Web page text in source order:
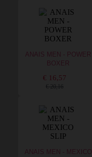
ANAIS MEN - POWER
BOXER
€ 16,57
€ 20,16
ANAIS MEN - MEXICO